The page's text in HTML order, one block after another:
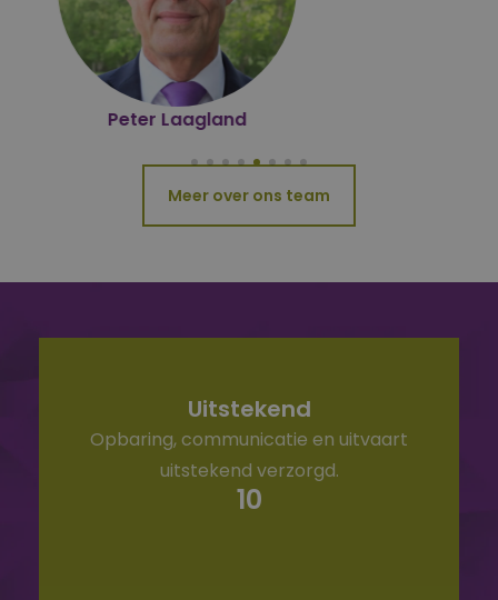
Meer over ons team
Uitstekend
Opbaring, communicatie en uitvaart
uitstekend verzorgd.
10